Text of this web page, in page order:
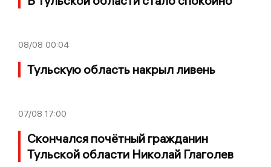
08/08 00:04
Тульскую область накрыл ливень
07/08 17:00
Скончался почётный гражданин
Тульской области Николай Глаголев